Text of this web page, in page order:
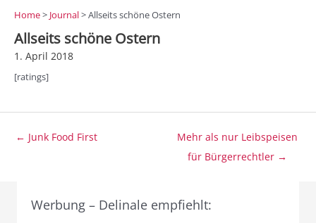
Home> Journal> Allseits schöne Ostern
Allseits schöne Ostern
1. April 2018
[ratings]
Beitragsnavigation
← Junk Food First
Mehr als nur Leibspeisen
für Bürgerrechtler →
Werbung – Delinale empfiehlt: